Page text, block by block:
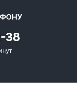
38